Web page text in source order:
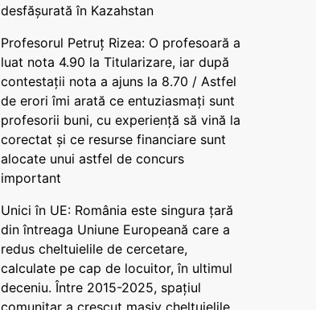
desfășurată în Kazahstan
Profesorul Petruț Rizea: O profesoară a
luat nota 4.90 la Titularizare, iar după
contestații nota a ajuns la 8.70 / Astfel
de erori îmi arată ce entuziasmați sunt
profesorii buni, cu experiență să vină la
corectat și ce resurse financiare sunt
alocate unui astfel de concurs
important
Unici în UE: România este singura țară
din întreaga Uniune Europeană care a
redus cheltuielile de cercetare,
calculate pe cap de locuitor, în ultimul
deceniu. Între 2015-2025, spațiul
comunitar a crescut masiv cheltuielile